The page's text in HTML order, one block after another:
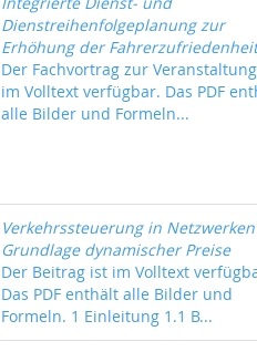
Dienstreihenfolgeplanung zur
Erhöhung der Fahrerzufriedenheit
Der Fachvortrag zur
im Volltext verfügbar. Das PDF
alle Bilder und Formeln...
Verkehrssteuerung in
Grundlage dynamischer Preise
Der Beitrag ist im Volltext
Das PDF enthält alle Bilder und
Formeln. 1 Einleitung 1.1 B...